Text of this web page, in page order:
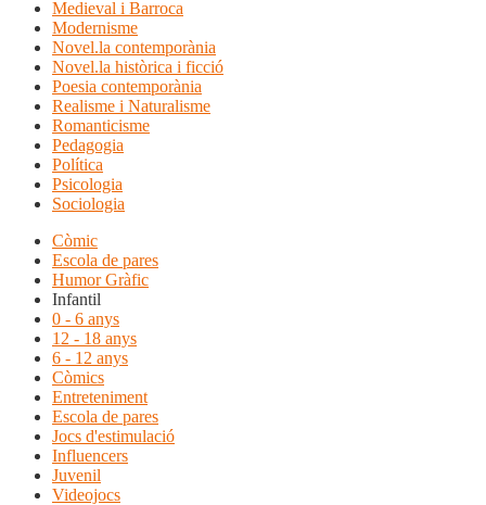
Medieval i Barroca
Modernisme
Novel.la contemporània
Novel.la històrica i ficció
Poesia contemporània
Realisme i Naturalisme
Romanticisme
Pedagogia
Política
Psicologia
Sociologia
Còmic
Escola de pares
Humor Gràfic
Infantil
0 - 6 anys
12 - 18 anys
6 - 12 anys
Còmics
Entreteniment
Escola de pares
Jocs d'estimulació
Influencers
Juvenil
Videojocs